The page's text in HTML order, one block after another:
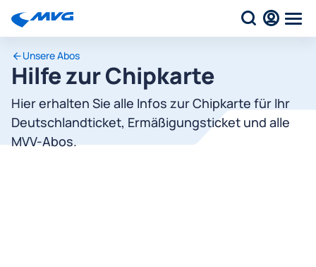
Unsere Abos
Hilfe zur Chipkarte
Hier erhalten Sie alle Infos zur Chipkarte für Ihr
Deutschlandticket, Ermäßigungsticket und alle
MVV-Abos.